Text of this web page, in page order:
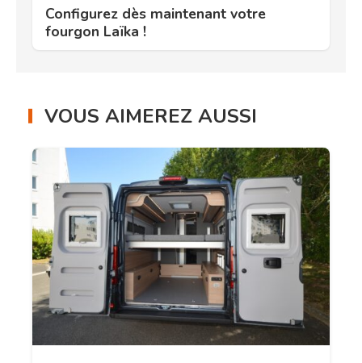
Configurez dès maintenant votre
fourgon Laïka !
VOUS AIMEREZ AUSSI